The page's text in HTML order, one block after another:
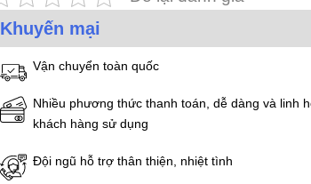
Khuyến mại
Vận chuyển toàn quốc
Nhiều phương thức thanh toán, dễ dàng và linh
khách hàng sử dụng
Đội ngũ hỗ trợ thân thiện, nhiệt tình